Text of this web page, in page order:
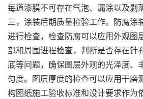
每道漆膜不可存在气泡、漏涂以及剥
三，涂装后期质量检验工作。防腐涂
进行检查，检查防腐可以应用外观图
部和周围进程检查，判断是否存在针
底等问题，确保图层外观的光泽度、
匀度。图层厚度的检查可以应用干磨
构图纸施工验收标准和设计要求作为